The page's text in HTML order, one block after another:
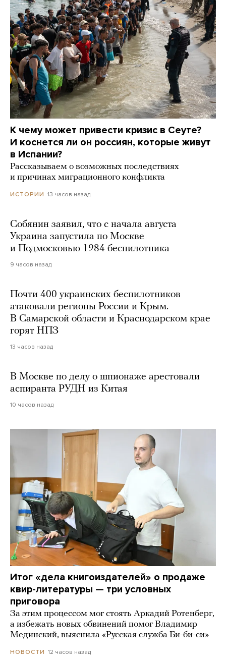
К чему может привести кризис в Сеуте?
И коснется ли он россиян, которые живут
в Испании?
Рассказываем о возможных последствиях
и причинах миграционного конфликта
ИСТОРИИ 13 часов назад
Собянин заявил, что с начала августа
Украина запустила по Москве
и Подмосковью 1984 беспилотника
9 часов назад
Почти 400 украинских беспилотников
атаковали регионы России и Крым.
В Самарской области и Краснодарском крае
горят НПЗ
13 часов назад
В Москве по делу о шпионаже арестовали
аспиранта РУДН из Китая
10 часов назад
Итог «дела книгоиздателей» о продаже
квир-литературы — три условных
приговора
За этим процессом мог стоять Аркадий Ротенберг,
а избежать новых обвинений помог Владимир
Мединский, выяснила «Русская служба Би-би-си»
НОВОСТИ 12 часов назад